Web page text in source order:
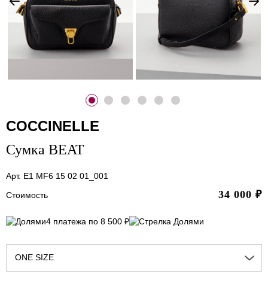
COCCINELLE
Сумка BEAT
Арт. E1 MF6 15 02 01_001
Стоимость
34 000 ₽
4 платежа по 8 500 ₽
ONE SIZE